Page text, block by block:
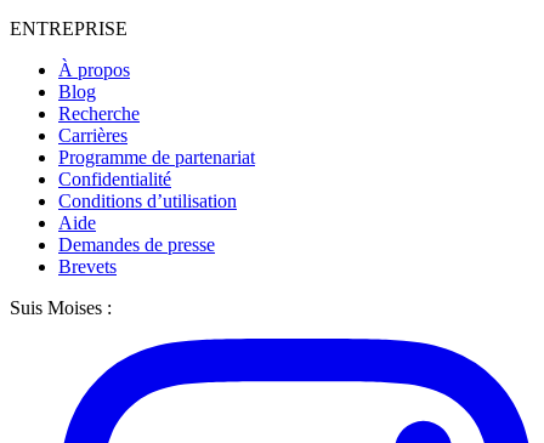
ENTREPRISE
À propos
Blog
Recherche
Carrières
Programme de partenariat
Confidentialité
Conditions d’utilisation
Aide
Demandes de presse
Brevets
Suis Moises :